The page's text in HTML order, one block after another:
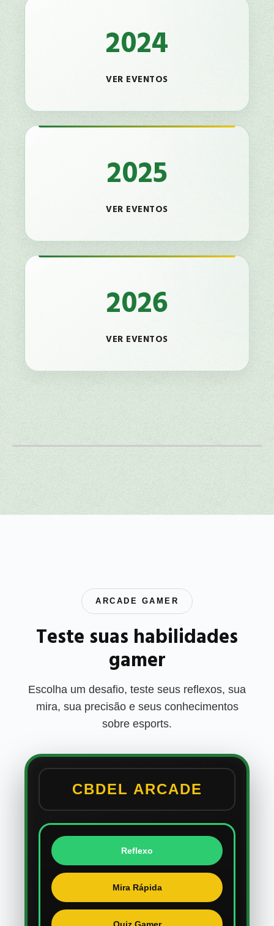
2024
VER EVENTOS
2025
VER EVENTOS
2026
VER EVENTOS
ARCADE GAMER
Teste suas habilidades
gamer
Escolha um desafio, teste seus reflexos, sua
mira, sua precisão e seus conhecimentos
sobre esports.
CBDEL ARCADE
Reflexo
Mira Rápida